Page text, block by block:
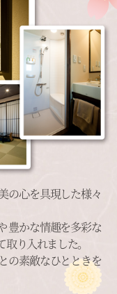
の心を具現した様々
豊かな情趣を多彩な
り入れました。
の素敵なひとときを